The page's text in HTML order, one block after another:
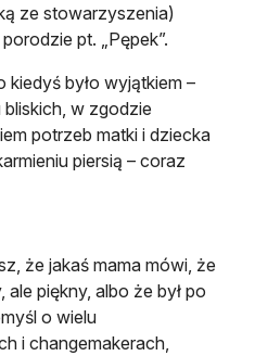
ze stowarzyszenia)
pt. „Pępek”.
kiedyś było wyjątkiem –
w zgodzie
potrzeb matki i dziecka
piersią – coraz
że jakaś mama mówi, że
ale piękny, albo że był po
o wielu
i changemakerach,